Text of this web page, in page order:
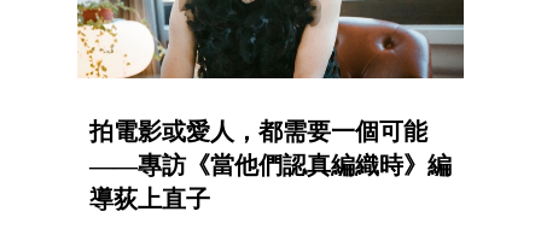
拍電影或愛人，都需要一個可能
——專訪《當他們認真編織時》編
導荻上直子